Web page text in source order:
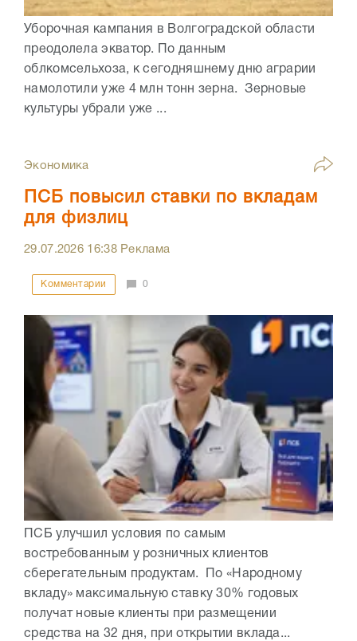
Уборочная кампания в Волгоградской области
преодолела экватор. По данным
облкомсельхоза, к сегодняшнему дню аграрии
намолотили уже 4 млн тонн зерна. Зерновые
культуры убрали уже ...
Экономика
ПСБ повысил ставки по вкладам
для физлиц
29.07.2026 16:38Реклама
Комментарии 0
ПСБ улучшил условия по самым
востребованным у розничных клиентов
сберегательным продуктам. По «Народному
вкладу» максимальную ставку 30% годовых
получат новые клиенты при размещении
средства на 32 дня, при открытии вклада...